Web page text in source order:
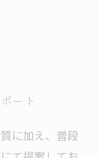
ート
に加え、普段